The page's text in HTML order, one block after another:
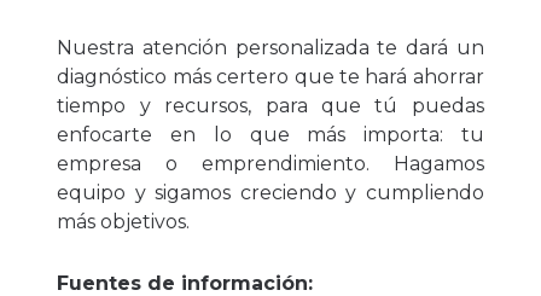
Nuestra atención personalizada te dará un
diagnóstico más certero que te hará ahorrar
tiempo y recursos, para que tú puedas
enfocarte en lo que más importa: tu
empresa o emprendimiento. Hagamos
equipo y sigamos creciendo y cumpliendo
más objetivos.
Fuentes de información: